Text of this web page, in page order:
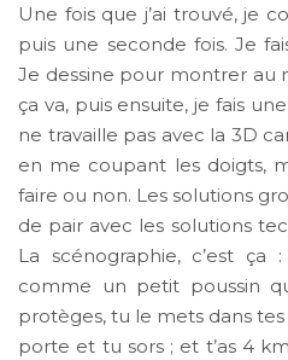
Une fois que j’ai trouvé, je
puis une seconde fois. Je
Je dessine pour montrer au
ça va, puis ensuite, je fais
ne travaille pas avec la 3D
en me coupant les doigts,
faire ou non. Les solutions
de pair avec les solutions
La scénographie, c’est
comme un petit poussin
protèges, tu le mets dans
porte et tu sors ; et t’as 4